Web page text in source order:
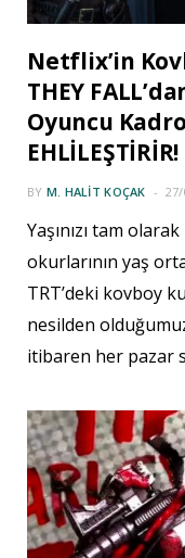
Netflix’in
THEY
Oyuncu
EHLİLEŞTİRİR!
BY M. HALIT KOÇAK 27/
Yaşınızı tam
okurlarının yaş
TRT’deki kovboy
nesilden
itibaren her pazar